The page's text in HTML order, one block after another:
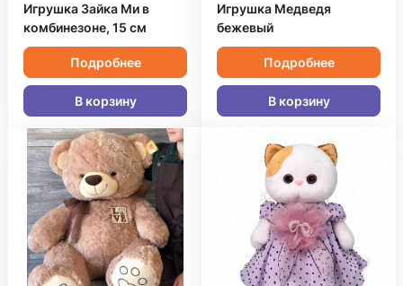
Игрушка Зайка Ми в
комбинезоне, 15 см
Подробнее
В корзину
Игрушка Медведя
бежевый
Подробнее
В корзину